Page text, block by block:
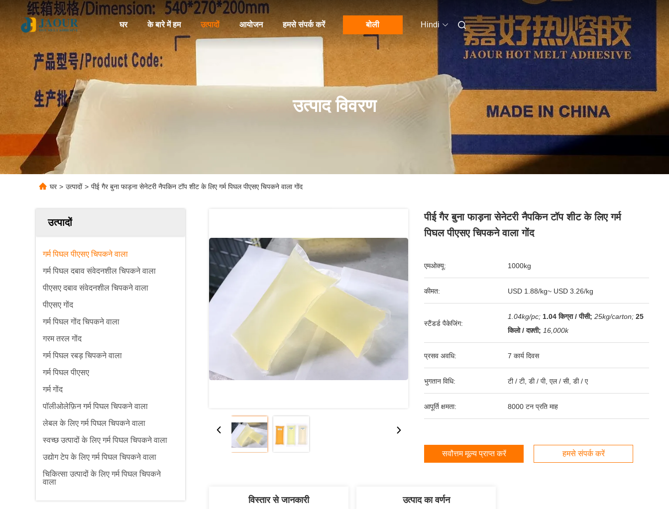
घर के बारे में हम उत्पादों आयोजन हमसे संपर्क करें बोली Hindi
उत्पाद विवरण
घर > उत्पादों > पीई गैर बुना फाड़ना सेनेटरी नैपकिन टॉप शीट के लिए गर्म पिघल पीएसए चिपकने वाला गोंद
उत्पादों
गर्म पिघल पीएसए चिपकने वाला
गर्म पिघल दबाव संवेदनशील चिपकने वाला
पीएसए दबाव संवेदनशील चिपकने वाला
पीएसए गोंद
गर्म पिघल गोंद चिपकने वाला
गरम तरल गोंद
गर्म पिघल रबड़ चिपकने वाला
गर्म पिघल पीएसए
गर्म गोंद
पॉलीओलेफ़िन गर्म पिघल चिपकने वाला
लेबल के लिए गर्म पिघल चिपकने वाला
स्वच्छ उत्पादों के लिए गर्म पिघल चिपकने वाला
उद्योग टेप के लिए गर्म पिघल चिपकने वाला
चिकित्सा उत्पादों के लिए गर्म पिघल चिपकने
वाला
पीई गैर बुना फाड़ना सेनेटरी नैपकिन टॉप शीट के लिए गर्म
पिघल पीएसए चिपकने वाला गोंद
एमओक्यू: 1000kg
कीमत: USD 1.88/kg~ USD 3.26/kg
स्टैंडर्ड पैकेजिंग:
1.04kg/pc; 1.04 किग्रा / पीसी; 25kg/carton; 25
किलो / दफ़्ती; 16,000k
प्रसव अवधि: 7 कार्य दिवस
भुगतान विधि: टी / टी, डी / पी, एल / सी, डी / ए
आपूर्ति क्षमता: 8000 टन प्रति माह
सर्वोत्तम मूल्य प्राप्त करें हमसे संपर्क करें
विस्तार से जानकारी उत्पाद का वर्णन